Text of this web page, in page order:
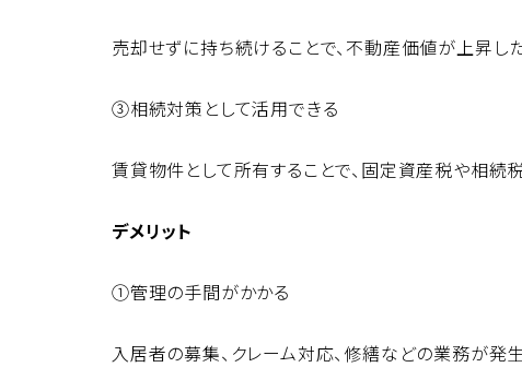
売却せずに持ち続けることで、不動産価値が上昇し
③相続対策として活用できる
賃貸物件として所有することで、固定資産税や相続
デメリット
①管理の手間がかかる
入居者の募集、クレーム対応、修繕などの業務が発